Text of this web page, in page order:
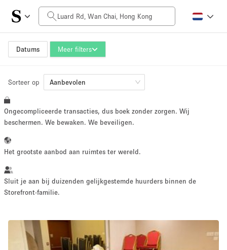
Datums Meer filters
Prijs per dag
HK$0
Grootte ruimte
100 sq ft 5000+ sq ft
~ 13 mensen
Sorteer op Aanbevolen
Ongecompliceerde transacties, dus boek zonder zorgen. Wij
beschermen. We bewaken. We beveiligen.
Het grootste aanbod aan ruimtes ter wereld.
Sluit je aan bij duizenden gelijkgestemde huurders binnen de
Storefront-familie.